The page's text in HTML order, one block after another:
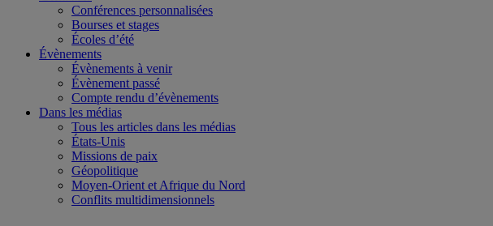
Conférences personnalisées
Bourses et stages
Écoles d’été
Évènements
Évènements à venir
Évènement passé
Compte rendu d’évènements
Dans les médias
Tous les articles dans les médias
États-Unis
Missions de paix
Géopolitique
Moyen-Orient et Afrique du Nord
Conflits multidimensionnels